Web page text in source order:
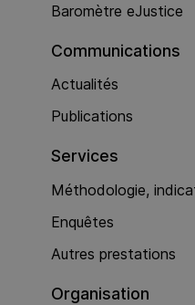
Baromètre eJustice
Communications
Actualités
Publications
Services
Méthodologie,
Enquêtes
Autres prestations
Organisation